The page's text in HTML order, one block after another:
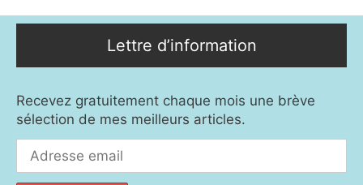
Lettre d’information
Recevez gratuitement chaque mois une brève
sélection de mes meilleurs articles.